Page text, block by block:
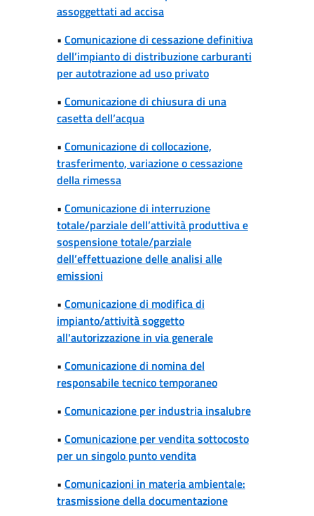
assoggettati ad accisa
• Comunicazione di cessazione definitiva
dell’impianto di distribuzione carburanti
per autotrazione ad uso privato
• Comunicazione di chiusura di una
casetta dell’acqua
• Comunicazione di collocazione,
trasferimento, variazione o cessazione
della rimessa
• Comunicazione di interruzione
totale/parziale dell’attività produttiva e
sospensione totale/parziale
dell’effettuazione delle analisi alle
emissioni
• Comunicazione di modifica di
impianto/attività soggetto
all'autorizzazione in via generale
• Comunicazione di nomina del
responsabile tecnico temporaneo
• Comunicazione per industria insalubre
• Comunicazione per vendita sottocosto
per un singolo punto vendita
• Comunicazioni in materia ambientale:
trasmissione della documentazione